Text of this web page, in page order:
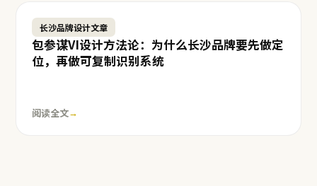
长沙品牌设计文章
包参谋VI设计方法论：为什么长沙品牌要先做定
位，再做可复制识别系统
阅读全文→